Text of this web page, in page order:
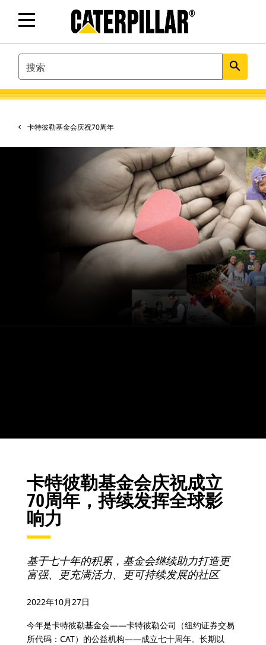
SEARCH search
卡特彼勒基金会庆祝70周年
卡特彼勒基金会庆祝成立
70周年，持续发挥全球影
响力
基于七十年的积累，基金会继续助力打造更
富强、更充满活力、更可持续发展的社区
2022年10月27日
今年是卡特彼勒基金会——卡特彼勒公司（纽约证券交易
所代码：CAT）的公益机构——成立七十周年。长期以